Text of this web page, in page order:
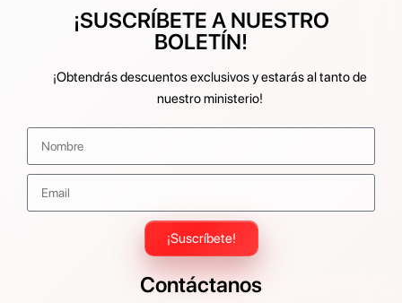
¡SUSCRÍBETE A NUESTRO
BOLETÍN!
¡Obtendrás descuentos exclusivos y estarás al tanto de
nuestro ministerio!
¡Suscríbete!
Contáctanos